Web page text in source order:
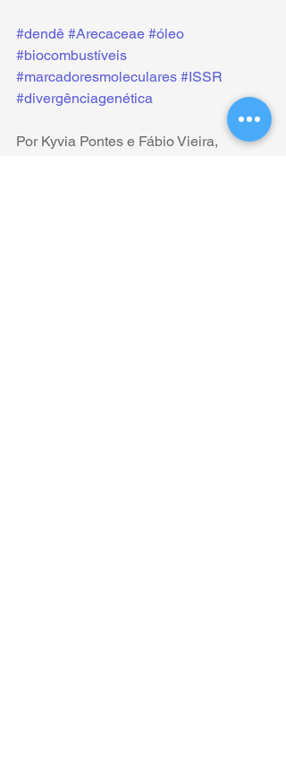
#dendê #Arecaceae #óleo
#biocombustíveis
#marcadoresmoleculares #ISSR
#divergênciagenética
Por Kyvia Pontes e Fábio Vieira,